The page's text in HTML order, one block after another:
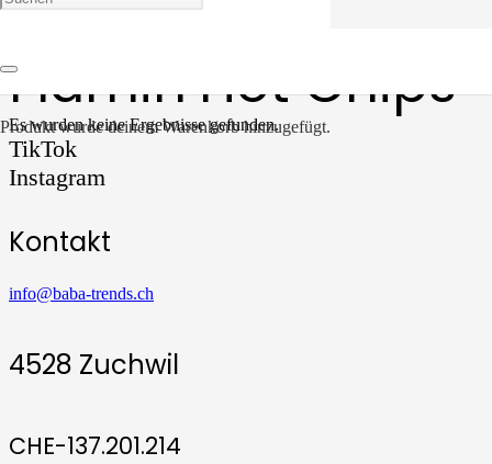
Produktwurde deinem Warenkorb hinzugefügt.
Flamin’Hot Chips
Es wurden keine Ergebnisse gefunden.
TikTok
Instagram
Kontakt
info@baba-trends.ch
4528 Zuchwil
CHE-137.201.214